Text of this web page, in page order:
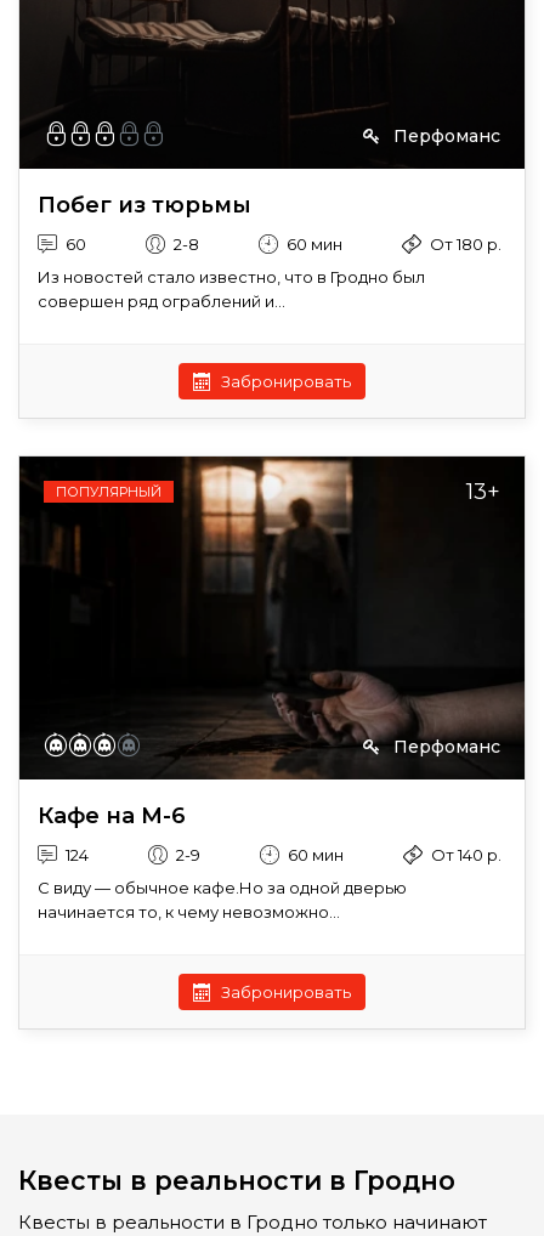
Перфоманс
Побег из тюрьмы
60 2-8 60 мин
От 180 р.
Из новостей стало известно, что в Гродно был
совершен ряд ограблений и...
Забронировать
ПОПУЛЯРНЫЙ 13+
Перфоманс
Кафе на М-6
124 2-9 60 мин
От 140 р.
С виду — обычное кафе.Но за одной дверью
начинается то, к чему невозможно...
Забронировать
Квесты в реальности в Гродно
Квесты в реальности в Гродно только начинают